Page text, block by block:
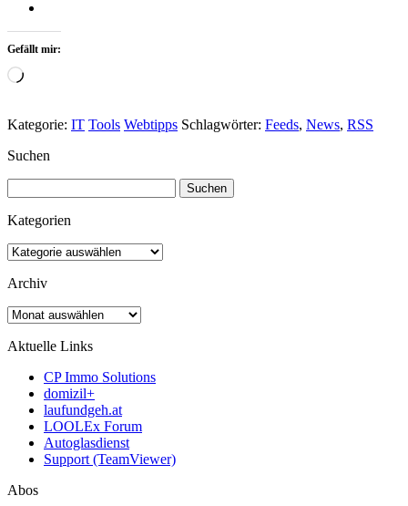
Gefällt mir:
Wird
Kategorie: IT Tools Webtipps Schlagwörter: Feeds, News, RSS
Suchen
nach:
Kategorien
Kategorien
Archiv
Archiv
Aktuelle Links
CP Immo Solutions
domizil+
laufundgeh.at
LOOLEx Forum
Autoglasdienst
Support (TeamViewer)
Abos